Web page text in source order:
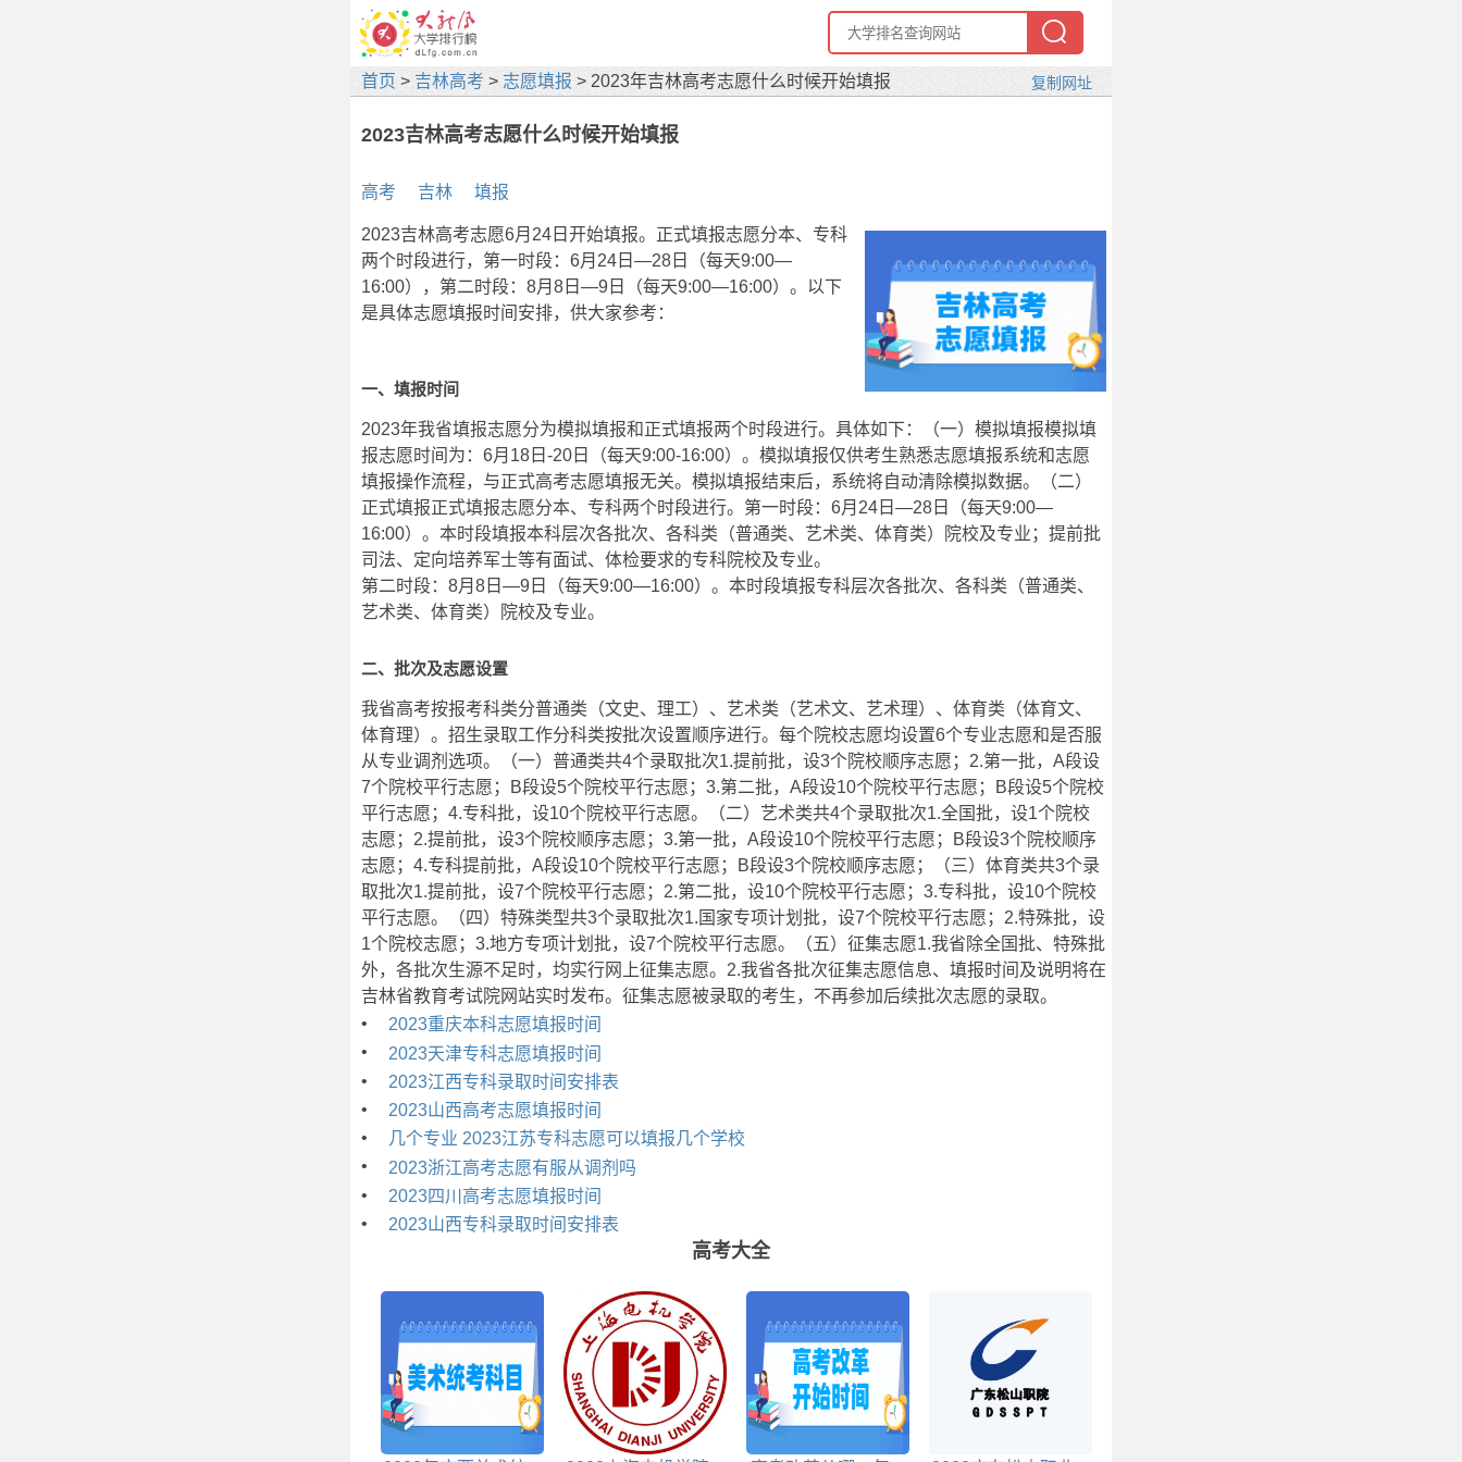
首页 > 吉林高考 > 志愿填报 > 2023年吉林高考志愿什么时候开始填报
2023吉林高考志愿什么时候开始填报
高考 吉林 填报
2023吉林高考志愿6月24日开始填报。正式填报志愿分本、专科
两个时段进行，第一时段：6月24日—28日（每天9:00—
16:00），第二时段：8月8日—9日（每天9:00—16:00）。以下
是具体志愿填报时间安排，供大家参考：
一、填报时间
2023年我省填报志愿分为模拟填报和正式填报两个时段进行。具体如下：（一）模拟填报模拟填
报志愿时间为：6月18日-20日（每天9:00-16:00）。模拟填报仅供考生熟悉志愿填报系统和志愿
填报操作流程，与正式高考志愿填报无关。模拟填报结束后，系统将自动清除模拟数据。（二）
正式填报正式填报志愿分本、专科两个时段进行。第一时段：6月24日—28日（每天9:00—
16:00）。本时段填报本科层次各批次、各科类（普通类、艺术类、体育类）院校及专业；提前批
司法、定向培养军士等有面试、体检要求的专科院校及专业。
第二时段：8月8日—9日（每天9:00—16:00）。本时段填报专科层次各批次、各科类（普通类、
艺术类、体育类）院校及专业。
二、批次及志愿设置
我省高考按报考科类分普通类（文史、理工）、艺术类（艺术文、艺术理）、体育类（体育文、
体育理）。招生录取工作分科类按批次设置顺序进行。每个院校志愿均设置6个专业志愿和是否服
从专业调剂选项。（一）普通类共4个录取批次1.提前批，设3个院校顺序志愿；2.第一批，A段设
7个院校平行志愿；B段设5个院校平行志愿；3.第二批，A段设10个院校平行志愿；B段设5个院校
平行志愿；4.专科批，设10个院校平行志愿。（二）艺术类共4个录取批次1.全国批，设1个院校
志愿；2.提前批，设3个院校顺序志愿；3.第一批，A段设10个院校平行志愿；B段设3个院校顺序
志愿；4.专科提前批，A段设10个院校平行志愿；B段设3个院校顺序志愿；（三）体育类共3个录
取批次1.提前批，设7个院校平行志愿；2.第二批，设10个院校平行志愿；3.专科批，设10个院校
平行志愿。（四）特殊类型共3个录取批次1.国家专项计划批，设7个院校平行志愿；2.特殊批，设
1个院校志愿；3.地方专项计划批，设7个院校平行志愿。（五）征集志愿1.我省除全国批、特殊批
外，各批次生源不足时，均实行网上征集志愿。2.我省各批次征集志愿信息、填报时间及说明将在
吉林省教育考试院网站实时发布。征集志愿被录取的考生，不再参加后续批次志愿的录取。
•
2023重庆本科志愿填报时间
•
2023天津专科志愿填报时间
•
2023江西专科录取时间安排表
•
2023山西高考志愿填报时间
•
几个专业 2023江苏专科志愿可以填报几个学校
•
2023浙江高考志愿有服从调剂吗
•
2023四川高考志愿填报时间
•
2023山西专科录取时间安排表
高考大全